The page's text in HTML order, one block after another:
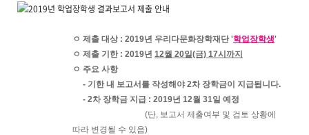
ㅇ 제출 대상 : 2019년 우리다문화장학재단 '학업장학생'
ㅇ 제출 기한 : 2019년 12월 20일(금) 17시까지
​ㅇ 주요 사항
- 기한 내 보고서를 작성해야 2차 장학금이 지급됩니다.
- 2차 장학금 지급 : 2019년 12월 31일 예정
(단, 보고서 제출여부 및 검토 상황에
따라 변경될 수 있음)